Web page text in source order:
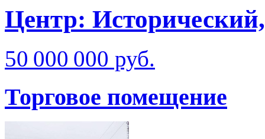
Центр:
50 000 000 руб.
Торговое помещение